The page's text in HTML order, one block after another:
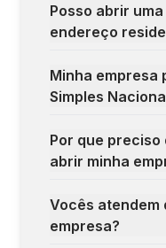
Posso abrir
endereço
Minha empresa
Simples
Por que
abrir minha
Vocês atendem
empresa?